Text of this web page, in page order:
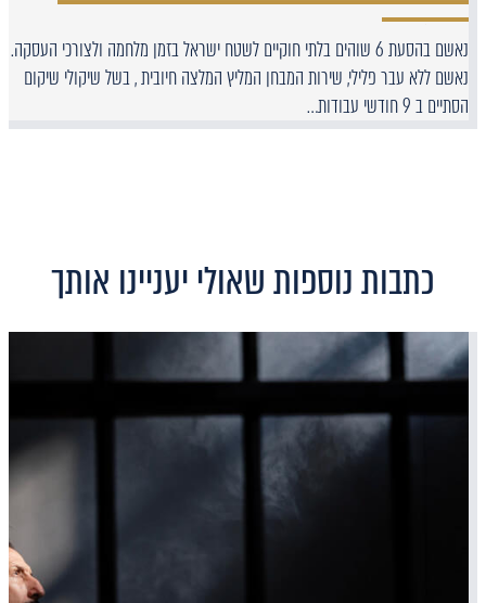
נאשם בהסעת 6 שוהים בלתי חוקיים לשטח ישראל בזמן מלחמה ולצורכי העסקה.
נאשם ללא עבר פלילי, שירות המבחן המליץ המלצה חיובית , בשל שיקולי שיקום
הסתיים ב 9 חודשי עבודות…
כתבות נוספות שאולי יעניינו אותך